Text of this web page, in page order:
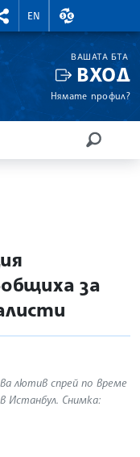
RIGHTMENU.SOCIAL
EN
ВАЛУТНИ
ВАШАТА БТА
ВХОД
Нямате профил?
за
лютив спрей по време
Истанбул. Снимка: